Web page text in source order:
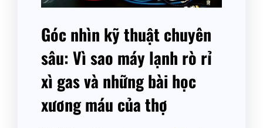
Góc nhìn kỹ thuật chuyên
sâu: Vì sao máy lạnh rò rỉ
xì gas và những bài học
xương máu của thợ